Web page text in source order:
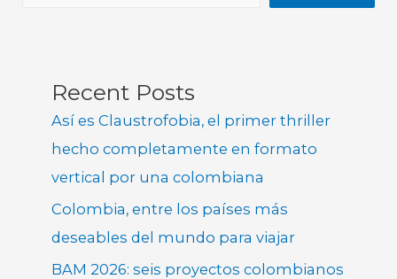
Recent Posts
Así es Claustrofobia, el primer thriller
hecho completamente en formato
vertical por una colombiana
Colombia, entre los países más
deseables del mundo para viajar
BAM 2026: seis proyectos colombianos